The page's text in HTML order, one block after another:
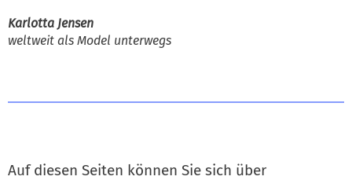
Karlotta Jensen
weltweit als Model unterwegs
Auf diesen Seiten können Sie sich über